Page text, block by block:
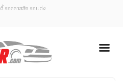
ารแจ้งเตือน
อนข่าวสารเมื่อมีการอัพเดต
รือไม่?
รถคลาสสิค รถแต่ง
รถใหม่